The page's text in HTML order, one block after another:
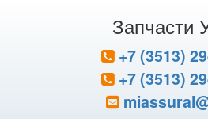
Запчасти
+7 (3513)
+7 (3513)